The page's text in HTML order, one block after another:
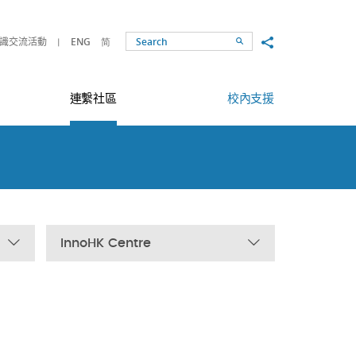
交流活動 ENG 简 SearchShare to
連繫社區 校內支援
InnoHK Centre